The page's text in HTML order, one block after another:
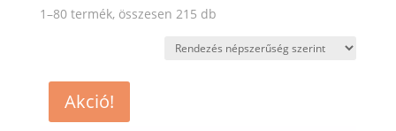
1–80 termék, összesen 215 dbSorted
popularity
Akció!